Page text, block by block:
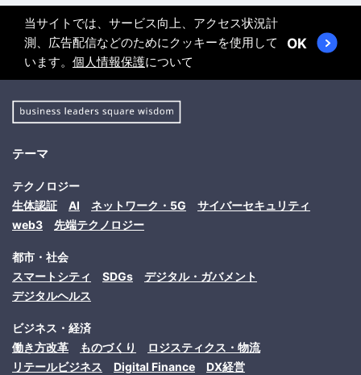
当サイトでは、サービス向上、アクセス状況計
測、広告配信などのためにクッキーを使用して
います。 個人情報保護について
OK
テーマ
テクノロジー
生体認証
AI ネットワーク・5G
サイバーセキュリティ
web3
先端テクノロジー
都市・社会
スマートシティ
SDGs
デジタル・ガバメント
デジタルヘルス
ビジネス・経済
働き方改革
ものづくり
ロジスティクス・物流
リテールビジネス
Digital Finance DX経営